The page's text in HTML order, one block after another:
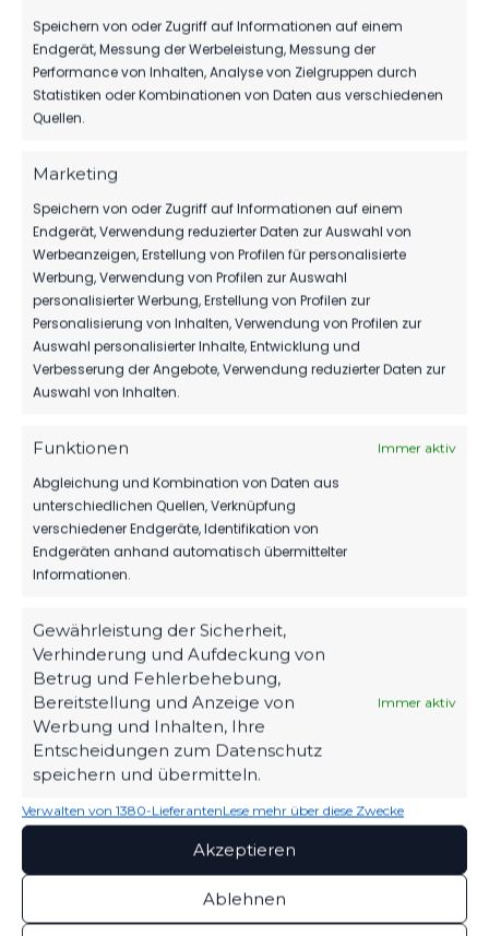
Speichern von oder Zugriff auf Informationen auf einem
Endgerät, Messung der Werbeleistung, Messung der
Performance von Inhalten, Analyse von Zielgruppen durch
Statistiken oder Kombinationen von Daten aus verschiedenen
Quellen.
Marketing
Speichern von oder Zugriff auf Informationen auf einem
Endgerät, Verwendung reduzierter Daten zur Auswahl von
Werbeanzeigen, Erstellung von Profilen für personalisierte
Werbung, Verwendung von Profilen zur Auswahl
personalisierter Werbung, Erstellung von Profilen zur
Personalisierung von Inhalten, Verwendung von Profilen zur
Auswahl personalisierter Inhalte, Entwicklung und
Verbesserung der Angebote, Verwendung reduzierter Daten zur
Auswahl von Inhalten.
Funktionen Immer aktiv
Abgleichung und Kombination von Daten aus
unterschiedlichen Quellen, Verknüpfung
verschiedener Endgeräte, Identifikation von
Endgeräten anhand automatisch übermittelter
Informationen.
Gewährleistung der Sicherheit,
Verhinderung und Aufdeckung von
Betrug und Fehlerbehebung,
Bereitstellung und Anzeige von
Werbung und Inhalten, Ihre
Entscheidungen zum Datenschutz
speichern und übermitteln.
Immer aktiv
Verwalten von 1380-LieferantenLese mehr über diese Zwecke
Akzeptieren
Ablehnen
SPIELPLAN
PARTNER WERDEN
Sponsoring & Netzwerk
FSV 63 LUCKENWALDE
E.V.
Mit Kopf und Fuß für
Luckenwalde.
SEIT
1963
ZUHAUSE
Werner-Seelenbinder-
Stadion
STANDORT
Straße des Friedens 42
14943 Luckenwalde
03371 / 400 99 25
NEUESTE NACHRICHTEN
ZU GERMANIA
7. August 2026
MBS VERLÄNGERT
SEIN SPONSORING
HERBER DÄMPFER
KLASSENERHALT
31. Juli 2026